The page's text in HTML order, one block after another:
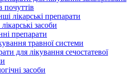
почуттів
лікарські препарати
засоби
препарати
травної системи
для лікування сечостатевої
засоби